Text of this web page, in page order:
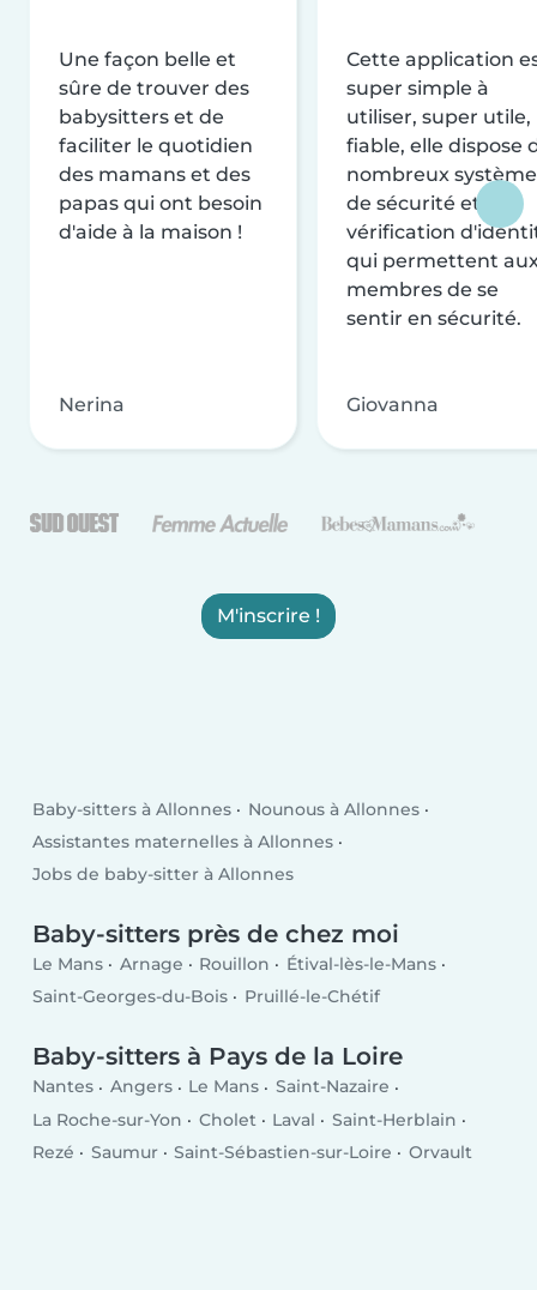
Une façon belle et
sûre de trouver des
babysitters et de
faciliter le quotidien
des mamans et des
papas qui ont besoin
d'aide à la maison !
Nerina
Cette application
super simple à
utiliser, super utile,
fiable, elle dispose
nombreux
de sécurité et de
vérification
qui permettent
membres de se
sentir en sécurité.
Giovanna
M'inscrire !
Baby-sitters à Allonnes
Nounous à Allonnes
Assistantes maternelles à Allonnes
Jobs de baby-sitter à Allonnes
Baby-sitters près de chez moi
Le Mans Arnage Rouillon
Étival-lès-le-Mans
Saint-Georges-du-Bois
Pruillé-le-Chétif
Baby-sitters à Pays de la Loire
Nantes Angers Le Mans
Saint-Nazaire
La Roche-sur-Yon
Cholet Laval
Saint-Herblain
Rezé
Saumur Saint-Sébastien-sur-Loire Orvault